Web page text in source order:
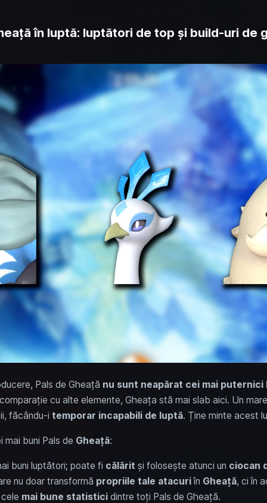
în luptă: luptători de top și build-uri de
Pals de Gheață nu sunt neapărat cei mai
cu alte elemente, Gheața stă mai slab aici. Un
făcându-i temporar incapabili de luptă. Ține minte acest
buni Pals de Gheață:
buni luptători; poate fi călărit și folosește atunci un ciocan
nu doar transformă propriile tale atacuriîn Gheață, ci în
mai bune statisticidintre toți Pals de Gheață.